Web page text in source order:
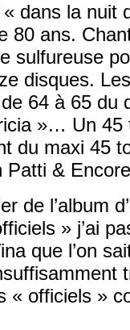
dans la
80 ans.
sulfureuse
disques.
64 à 65
»… Un
du maxi 45
&
de l’album
» j’ai
que l’on
« officiels »